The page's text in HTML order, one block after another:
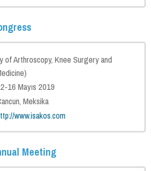
of Arthroscopy, Knee Surgery and
16 Mayıs 2019
Meksika
www.isakos.com
Meeting